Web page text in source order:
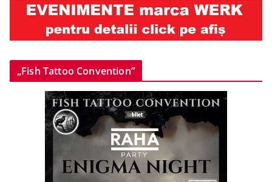
„Fish Tattoo Convention”